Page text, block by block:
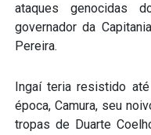
ataques genocidas
governador da
Pereira.
Ingaí teria resistido
época, Camura, seu
tropas de Duarte